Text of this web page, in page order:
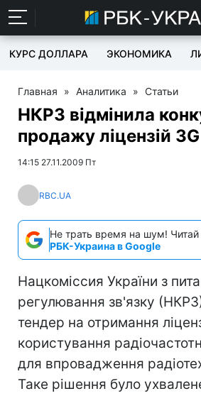
КУРС ДОЛЛАРА ЭКОНОМИКА
Главная » Аналитика » Статьи
НКРЗ відмінила
продажу ліцензій 3G
14:15 27.11.2009 Пт
RBC.UA
Не трать время на шум! Читай
РБК-Украина в Google
Нацкоміссия України з
регулювання зв'язку
тендер на отримання
користування
для впровадження
Таке рішення було